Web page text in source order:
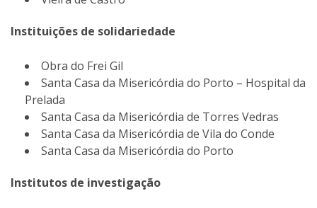
Instituições de solidariedade
Obra do Frei Gil
Santa Casa da Misericórdia do Porto – Hospital da
Prelada
Santa Casa da Misericórdia de Torres Vedras
Santa Casa da Misericórdia de Vila do Conde
Santa Casa da Misericórdia do Porto
Institutos de investigação